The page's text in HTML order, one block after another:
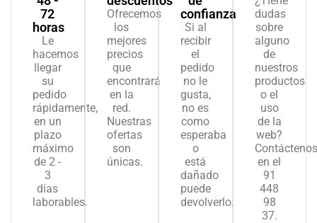
72
horas
Le
hacemos
llegar
su
pedido
rápidamente,
en un
plazo
máximo
de 2 -
3
días
laborables.
Ofrecemos
los
mejores
precios
que
encontrará
en la
red.
Nuestras
ofertas
son
únicas.
confianza
Si al
recibir
el
pedido
no le
gusta,
no es
como
esperaba
o
está
dañado
puede
devolverlo.
dudas
sobre
alguno
de
nuestros
productos
o el
uso
de la
web?
Contáctenos
en el
91
448
98
37.